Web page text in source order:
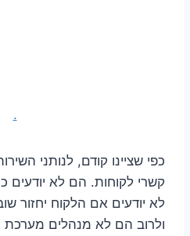
.
כפי שציינו קודם, לנותני
קשרי לקוחות. הם לא
לא יודעים אם הלקוח יחזור
ולרוב הם לא מנהלים